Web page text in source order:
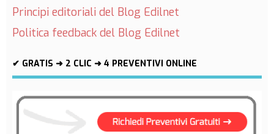
Principi editoriali del Blog Edilnet
Politica feedback del Blog Edilnet
✔ GRATIS ➜ 2 CLIC ➜ 4 PREVENTIVI ONLINE